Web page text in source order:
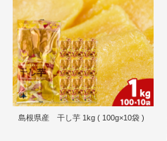
島根県産 干し芋 1kg ( 100g×10袋 )